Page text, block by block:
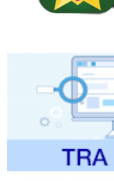
ban hành, được
Quy trình nội bộ,
chính trong một số
lý của Sở Văn hóa,
Ngày ban hành: 01/
Số kí hiệu:2304/
Tên: Quyết định
được sửa đổi, bổ
trình điện tử giải
lịch thuộc phạm vi
thao và Du lịch
Ngày ban hành: 01/